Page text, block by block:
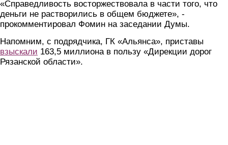
«Справедливость восторжествовала в части того, что
деньги не растворились в общем бюджете», -
прокомментировал Фомин на заседании Думы.
Напомним, с подрядчика, ГК «Альянса», приставы
взыскали 163,5 миллиона в пользу «Дирекции дорог
Рязанской области».